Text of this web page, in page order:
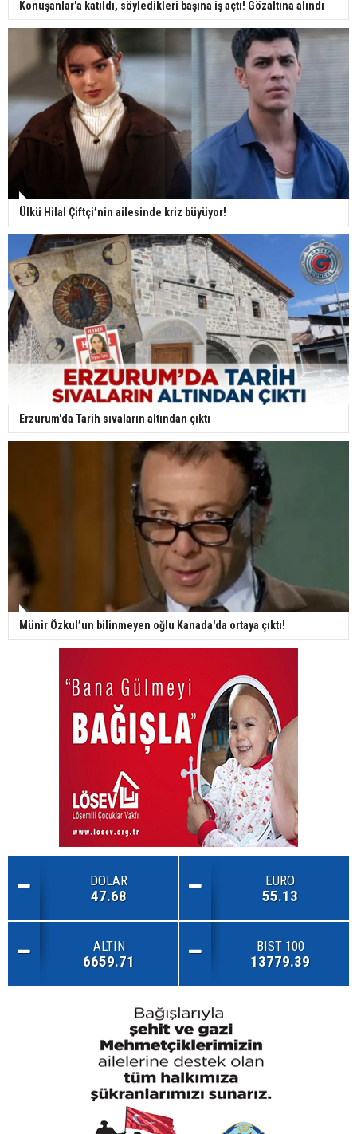
Konuşanlar'a katıldı, söyledikleri başına iş açtı! Gözaltına alındı
Ülkü Hilal Çiftçi’nin ailesinde kriz büyüyor!
Erzurum'da Tarih sıvaların altından çıktı
Münir Özkul’un bilinmeyen oğlu Kanada'da ortaya çıktı!
DOLAR
47.68
EURO
55.13
ALTIN
6659.71
BIST 100
13779.39